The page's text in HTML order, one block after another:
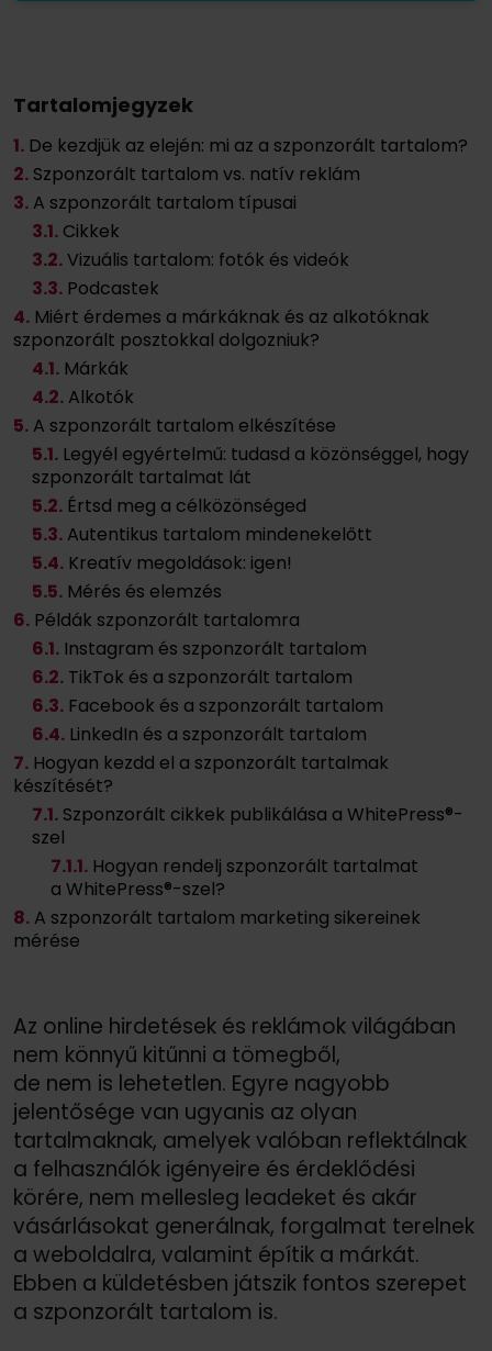
Tartalomjegyzek
1. De kezdjük az elején: mi az a szponzorált tartalom?
2. Szponzorált tartalom vs. natív reklám
3. A szponzorált tartalom típusai
3.1. Cikkek
3.2.Vizuális tartalom: fotók és videók
3.3. Podcastek
4. Miért érdemes a márkáknak és az alkotóknak
szponzorált posztokkal dolgozniuk?
4.1. Márkák
4.2. Alkotók
5. A szponzorált tartalom elkészítése
5.1. Legyél egyértelmű: tudasd a közönséggel, hogy
szponzorált tartalmat lát
5.2. Értsd meg a célközönséged
5.3. Autentikus tartalom mindenekelőtt
5.4. Kreatív megoldások: igen!
5.5. Mérés és elemzés
6. Példák szponzorált tartalomra
6.1. Instagram és szponzorált tartalom
6.2. TikTok és a szponzorált tartalom
6.3. Facebook és a szponzorált tartalom
6.4. LinkedIn és a szponzorált tartalom
7. Hogyan kezdd el a szponzorált tartalmak
készítését?
7.1. Szponzorált cikkek publikálása a WhitePress®-
szel
7.1.1. Hogyan rendelj szponzorált tartalmat
a WhitePress®-szel?
8. A szponzorált tartalom marketing sikereinek
mérése
Az online hirdetések és reklámok világában
nem könnyű kitűnni a tömegből,
de nem is lehetetlen. Egyre nagyobb
jelentősége van ugyanis az olyan
tartalmaknak, amelyek valóban reflektálnak
a felhasználók igényeire és érdeklődési
körére, nem mellesleg leadeket és akár
vásárlásokat generálnak, forgalmat terelnek
a weboldalra, valamint építik a márkát.
Ebben a küldetésben játszik fontos szerepet
a szponzorált tartalom is.